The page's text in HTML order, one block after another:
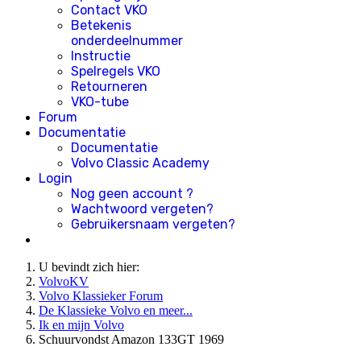
Contact VKO
Betekenis
onderdeelnummer
Instructie
Spelregels VKO
Retourneren
VKO-tube
Forum
Documentatie
Documentatie
Volvo Classic Academy
Login
Nog geen account ?
Wachtwoord vergeten?
Gebruikersnaam vergeten?
U bevindt zich hier:
VolvoKV
Volvo Klassieker Forum
De Klassieke Volvo en meer...
Ik en mijn Volvo
Schuurvondst Amazon 133GT 1969